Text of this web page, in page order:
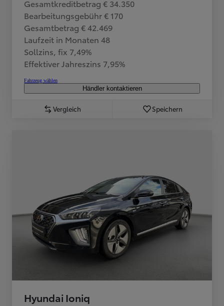
Gesamtkreditbetrag € 34.350
Bearbeitungsgebühr € 170
Gesamtbetrag € 42.469
Laufzeit in Monaten 48
Sollzins, fix 7,49%
Effektiver Jahreszins 7,95%
Fahrzeug wählen
Händler kontaktieren
Vergleich Speichern
Hyundai Ioniq